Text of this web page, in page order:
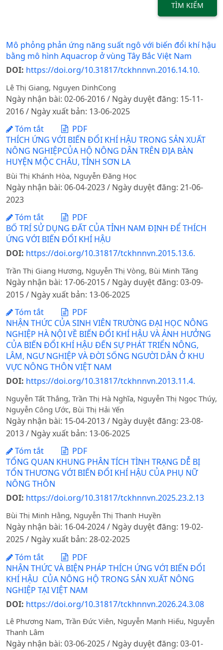
TÌM KIẾM
Mô phỏng phản ứng năng suất ngô với biến đổi khí hậu
bằng mô hình Aquacrop ở vùng Tây Bắc Việt Nam
DOI: https://doi.org/10.31817/tckhnnvn.2016.14.10.
Lê Thị Giang, Nguyen DinhCong
Ngày nhận bài: 02-06-2016 / Ngày duyệt đăng: 15-11-
2016 / Ngày xuất bản: 13-06-2025
Tóm tắt
PDF
THÍCH ỨNG VỚI BIẾN ĐỔI KHÍ HẬU TRONG SẢN XUẤT
NÔNG NGHIỆPCỦA HỘ NÔNG DÂN TRÊN ĐỊA BÀN
HUYỆN MỘC CHÂU, TỈNH SƠN LA
Bùi Thị Khánh Hòa, Nguyễn Đăng Học
Ngày nhận bài: 06-04-2023 / Ngày duyệt đăng: 21-06-
2023
Tóm tắt
PDF
BỐ TRÍ SỬ DỤNG ĐẤT CỦA TỈNH NAM ĐỊNH ĐỂ THÍCH
ỨNG VỚI BIẾN ĐỔI KHÍ HẬU
DOI: https://doi.org/10.31817/tckhnnvn.2015.13.6.
Trần Thị Giang Hương, Nguyễn Thị Vòng, Bùi Minh Tăng
Ngày nhận bài: 17-06-2015 / Ngày duyệt đăng: 03-09-
2015 / Ngày xuất bản: 13-06-2025
Tóm tắt
PDF
NHẬN THỨC CỦA SINH VIÊN TRƯỜNG ĐẠI HỌC NÔNG
NGHIỆP HÀ NỘI VỀ BIẾN ĐỔI KHÍ HẬU VÀ ẢNH HƯỞNG
CỦA BIẾN ĐỔI KHÍ HẬU ĐẾN SỰ PHÁT TRIỂN NÔNG,
LÂM, NGƯ NGHIỆP VÀ ĐỜI SỐNG NGƯỜI DÂN Ở KHU
VỰC NÔNG THÔN VIỆT NAM
DOI: https://doi.org/10.31817/tckhnnvn.2013.11.4.
Nguyễn Tất Thắng, Trần Thị Hà Nghĩa, Nguyễn Thị Ngọc Thúy,
Nguyễn Công Ước, Bùi Thị Hải Yến
Ngày nhận bài: 15-04-2013 / Ngày duyệt đăng: 23-08-
2013 / Ngày xuất bản: 13-06-2025
Tóm tắt
PDF
TỔNG QUAN KHUNG PHÂN TÍCH TÌNH TRẠNG DỄ BỊ
TỔN THƯƠNG VỚI BIẾN ĐỔI KHÍ HẬU CỦA PHỤ NỮ
NÔNG THÔN
DOI: https://doi.org/10.31817/tckhnnvn.2025.23.2.13
Bùi Thị Minh Hằng, Nguyễn Thị Thanh Huyền
Ngày nhận bài: 16-04-2024 / Ngày duyệt đăng: 19-02-
2025 / Ngày xuất bản: 28-02-2025
Tóm tắt
PDF
NHẬN THỨC VÀ BIỆN PHÁP THÍCH ỨNG VỚI BIẾN ĐỔI
KHÍ HẬU CỦA NÔNG HỘ TRONG SẢN XUẤT NÔNG
NGHIỆP TẠI VIỆT NAM
DOI: https://doi.org/10.31817/tckhnnvn.2026.24.3.08
Lê Phương Nam, Trần Đức Viên, Nguyễn Mạnh Hiếu, Nguyễn
Thanh Lâm
Ngày nhận bài: 03-06-2025 / Ngày duyệt đăng: 03-01-